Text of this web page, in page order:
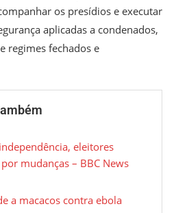
os presídios e executar
aplicadas a condenados,
regimes fechados e
eleitores
mudanças – BBC News
a macacos contra ebola